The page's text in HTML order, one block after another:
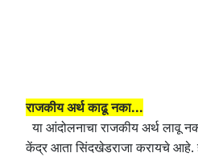
राजकीय अर्थ काढू नका...
या आंदोलनाचा राजकीय अर्थ लावू
केंद्र आता सिंदखेडराजा करायचे आहे. हे